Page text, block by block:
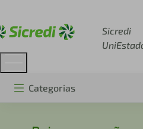
Sicredi
Categorias